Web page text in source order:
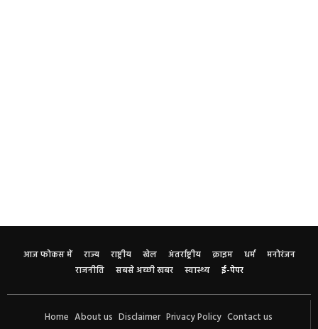
आज फोकस में राज्य राष्ट्रीय खेल अंतर्राष्ट्रीय क्राइम धर्म
मनोरंजन
राजनीति
सबसे अच्छी खबर स्वास्थ्य ई-पेपर
Home About us Disclaimer Privacy Policy Contact us